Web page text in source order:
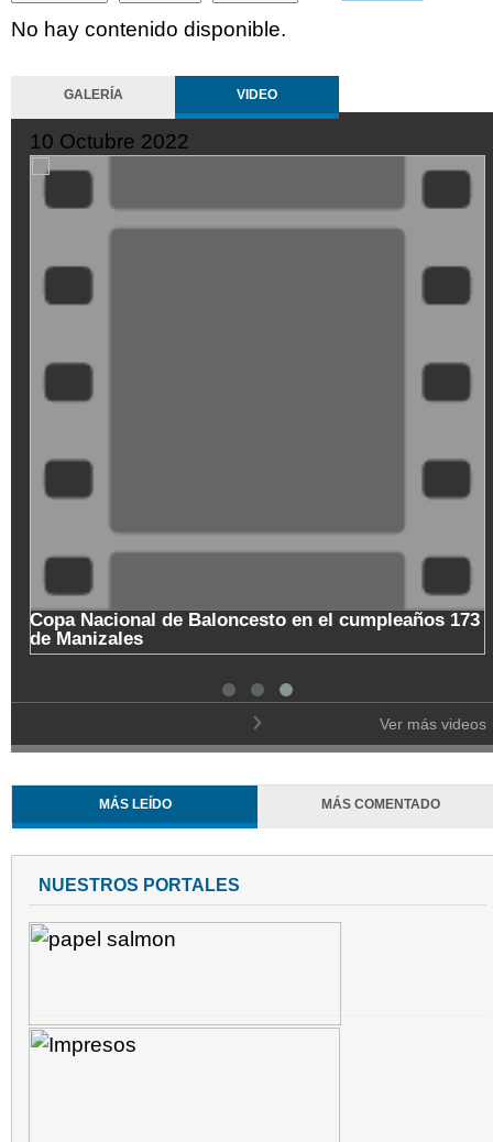
No hay contenido disponible.
GALERÍA VIDEO
10 Octubre 2022
XDGVyvJOFpI
Copa Nacional de Baloncesto en el cumpleaños 173
de Manizales
Ver más videos
MÁS LEÍDO MÁS COMENTADO
NUESTROS PORTALES